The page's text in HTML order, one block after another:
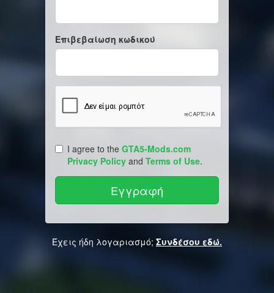
Επιβεβαίωση κωδικού
I agree to the GTA5-Mods.com
Privacy Policy and Terms of Use.
Έχεις ήδη λογαριασμό; Συνδέσου εδώ.